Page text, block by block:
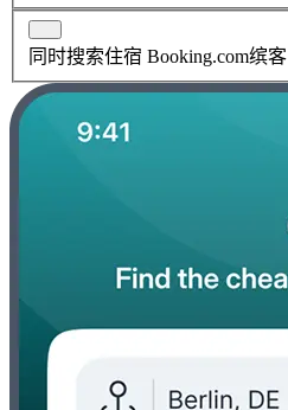
同时搜索住宿 Booking.com缤客